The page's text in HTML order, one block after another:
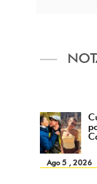
Ago 5 , 2026